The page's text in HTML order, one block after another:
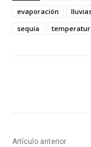
evaporación
sequía
Artículo anterior